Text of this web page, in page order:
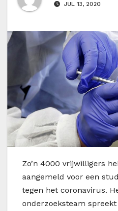
JUL 13, 2020
Zo’n 4000 vrijwilligers
aangemeld voor een
tegen het coronavirus.
onderzoeksteam